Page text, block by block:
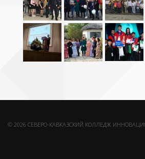
© 2026 СЕВЕРО-КАВКАЗСКИЙ КОЛЛЕДЖ